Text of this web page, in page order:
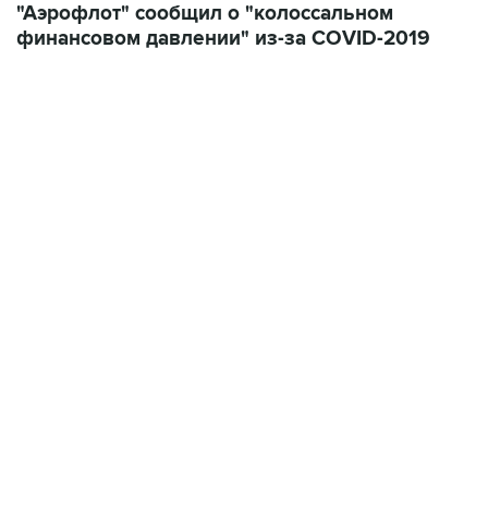
"Аэрофлот" сообщил о "колоссальном
финансовом давлении" из-за COVID-2019